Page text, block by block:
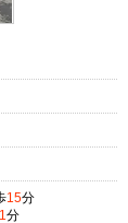
15分
分